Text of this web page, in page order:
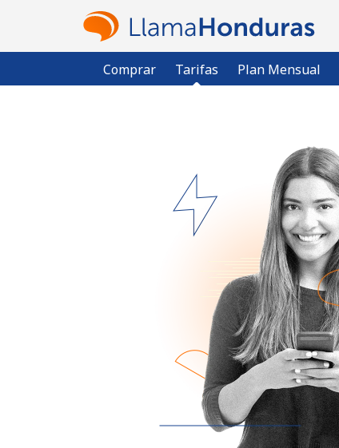
Comprar Tarifas Plan Mensual